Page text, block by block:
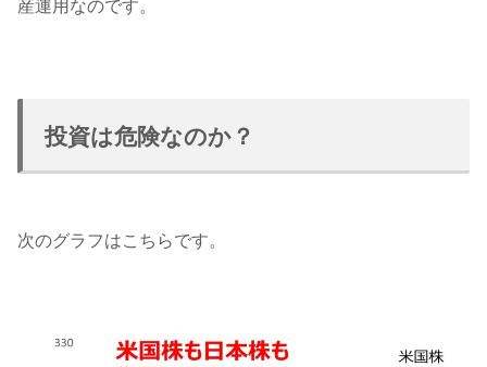
産運用なのです。
投資は危険なのか？
次のグラフはこちらです。